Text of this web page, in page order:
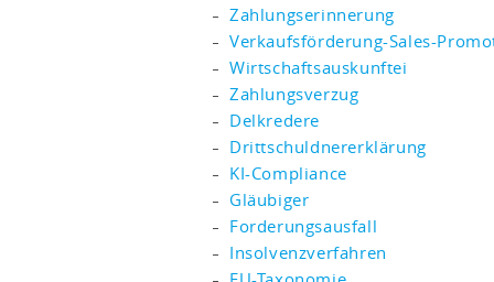
Zahlungserinnerung
Verkaufsförderung-Sales-
Wirtschaftsauskunftei
Zahlungsverzug
Delkredere
Drittschuldnererklärung
KI-Compliance
Gläubiger
Forderungsausfall
Insolvenzverfahren